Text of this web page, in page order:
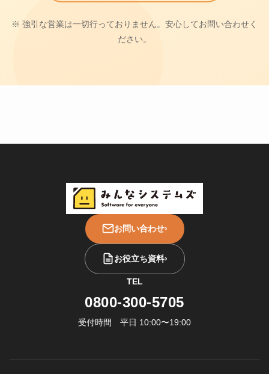
※ 強引な営業は一切行っておりません。安心してお問い合わせく
ださい。
お問い合わせ›
お役立ち資料›
TEL
0800-300-5705
受付時間 平日 10:00〜19:00